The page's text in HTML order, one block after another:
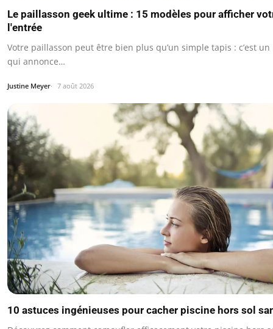
Le paillasson geek ultime : 15 modèles pour afficher
l'entrée
Votre paillasson peut être bien plus qu’un simple tapis : c’est
qui annonce…
Justine Meyer 7 août 2026
10 astuces ingénieuses pour cacher piscine hors sol